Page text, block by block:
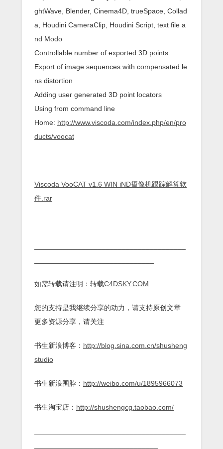
ghtWave, Blender, Cinema4D, trueSpace, Collad
a, Houdini CameraClip, Houdini Script, text ﬁle a
nd Modo
Controllable number of exported 3D points
Export of image sequences with compensated le
ns distortion
Adding user generated 3D point locators
Using from command line
Home: http://www.viscoda.com/index.php/en/pro
ducts/voocat
Viscoda VooCAT v1.6 WIN iND摄像机跟踪解算软
件.rar
如需转载请注明：转载C4DSKY.COM
您的支持是我继续分享的动力，请支持原创文章
更多资源分享，请关注
书生新浪博客： http://blog.sina.com.cn/shusheng
studio
书生新浪围脖： http://weibo.com/u/1895966073
书生淘宝店： http://shushengcg.taobao.com/